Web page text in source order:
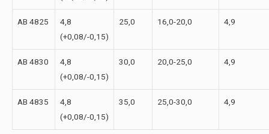
AB 4825
4,8
(+0,08/-0,15)
25,0 16,0-20,0 4,9
AB 4830
4,8
(+0,08/-0,15)
30,0 20,0-25,0 4,9
AB 4835
4,8
(+0,08/-0,15)
35,0 25,0-30,0 4,9